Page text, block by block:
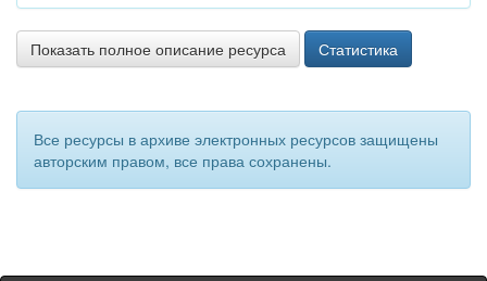
Показать полное описание ресурса Статистика
Все ресурсы в архиве электронных ресурсов защищены
авторским правом, все права сохранены.